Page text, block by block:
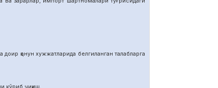
қонун хужжатларида белгиланган талабларга